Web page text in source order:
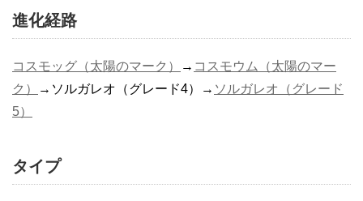
進化経路
コスモッグ（太陽のマーク） → コスモウム（太陽のマー
ク）
→ソルガレオ（グレード4）→ ソルガレオ（グレード
5）
タイプ